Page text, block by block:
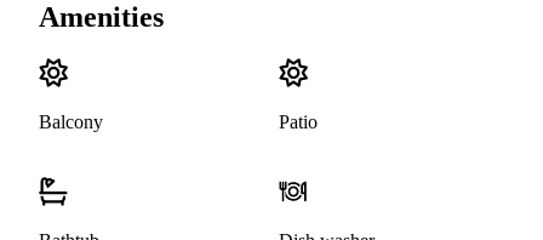
Amenities
Balcony Patio